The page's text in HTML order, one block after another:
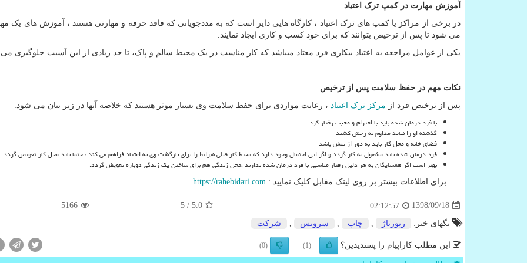
آموزش مهارت در کمپ ترک اعتیاد
در برخی از مراکز یا کمپ های ترک اعتیاد ، کارگاه هایی دایر است که به مددجویانی که فاقد حرفه و مهارتی هستند ، آموزش های یک
می شود تا پس از ترخیص بتوانند که برای خود کسب و کاری ایجاد نمایند.
یکی از عوامل مراجعه به اعتیاد بیکاری فرد معتاد میباشد که کار مناسب در یک محیط سالم و پاک، تا حد زیادی از این آسیب جلوگیری می
نکات مهم در حفظ سلامت پس از ترخیص
پس از ترخیص فرد از مرکز ترک اعتیاد ، رعایت مواردی برای حفظ سلامت وی بسیار موثر هستند که خلاصه آنها در زیر بیان می شود:
با فرد درمان شده باید با احترام و محبت رفتار کرد
گذشته او را نباید مداوم به رخش کشید
فضای خانه و محل کار باید به دور از تنش باشد
فرد درمان شده باید مشغول به کار گردد و اگر این احتمال وجود دارد که محیط کار قبلی شرایط را برای بازگشت وی به اعتیاد فراهم می کند ، حتما باید محل کار تعویض گردد.
بهتر است اگر همسایگان به هر دلیل رفتار مناسبی با فرد درمان شده ندارند ،محل زندگی هم برای ساختن یک زندگی دوباره تعویض گردد.
برای اطلاعات بیشتر بر روی لینک مقابل کلیک نمایید : https://rahebidari.com
1398/09/18
02:12:57
5.0
/ 5
5166
تگهای خبر: رپورتاژ چاپ سرویس شركت
این مطلب کاراپیام را پسندیدین؟ (1)
(0)